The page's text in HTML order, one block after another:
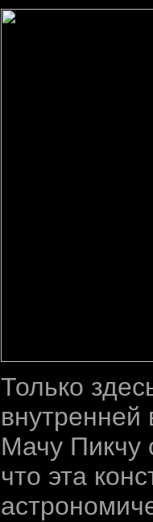
Только
Мачу Пикчу
что эта